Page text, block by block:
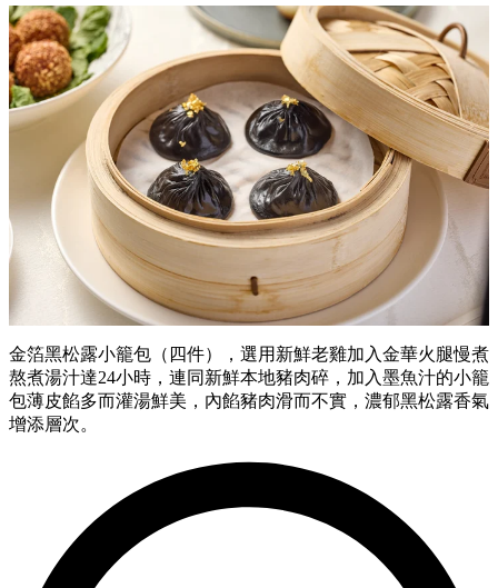
金箔黑松露小籠包（四件），選用新鮮老雞加入金華火腿慢煮
熬煮湯汁達24小時，連同新鮮本地豬肉碎，加入墨魚汁的小籠
包薄皮餡多而灌湯鮮美，內餡豬肉滑而不實，濃郁黑松露香氣
增添層次。